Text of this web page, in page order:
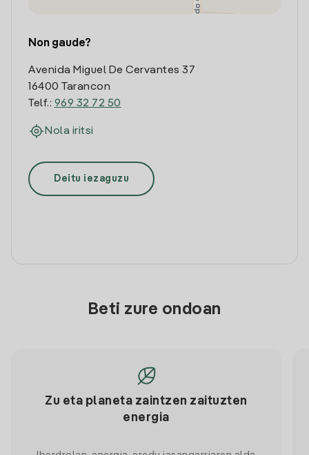
Non gaude?
Avenida Miguel De Cervantes 37
16400 Tarancon
Telf.: 969 32 72 50
Nola iritsi
Deitu iezaguzu
Beti zure ondoan
Zu eta planeta zaintzen zaituzten
energia